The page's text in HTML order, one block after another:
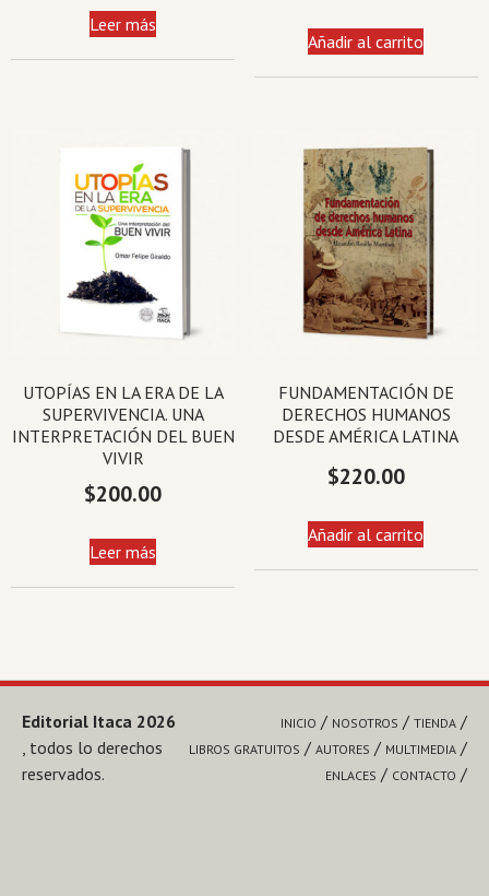
Leer más
Añadir al carrito
UTOPÍAS EN LA ERA DE LA
SUPERVIVENCIA. UNA
INTERPRETACIÓN DEL BUEN
VIVIR
$200.00
Leer más
FUNDAMENTACIÓN DE
DERECHOS HUMANOS
DESDE AMÉRICA LATINA
$220.00
Añadir al carrito
Editorial Itaca 2026
, todos lo derechos
reservados.
INICIO NOSOTROS
TIENDA
LIBROS GRATUITOS
AUTORES
MULTIMEDIA
ENLACES
CONTACTO